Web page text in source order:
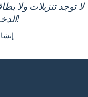
لا توجد تنزيلات ولا
الدخول للمحاولة!